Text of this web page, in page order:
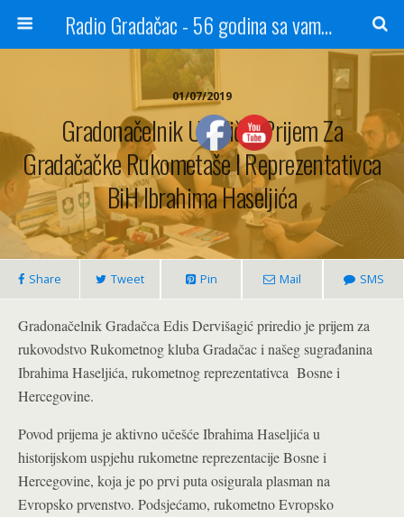
Radio Gradačac - 56 godina sa vama...
01/07/2019
Gradonačelnik Upriličio Prijem Za
Gradačačke Rukometaše I Reprezentativca
BiH Ibrahima Haseljića
Share Tweet Pin Mail SMS
Gradonačelnik Gradačca Edis Dervišagić priredio je prijem za
rukovodstvo Rukometnog kluba Gradačac i našeg sugrađanina
Ibrahima Haseljića, rukometnog reprezentativca Bosne i
Hercegovine.
Povod prijema je aktivno učešće Ibrahima Haseljića u
historijskom uspjehu rukometne reprezentacije Bosne i
Hercegovine, koja je po prvi puta osigurala plasman na
Evropsko prvenstvo. Podsjećamo, rukometno Evropsko